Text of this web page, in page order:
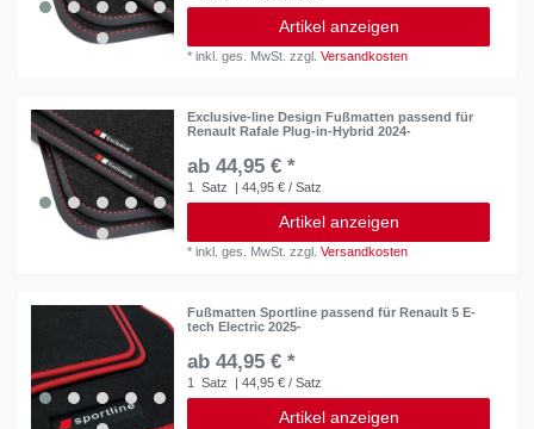
Artikel anzeigen
*inkl. ges. MwSt. zzgl.Versandkosten
Exclusive-line Design Fußmatten passend für
Renault Rafale Plug-in-Hybrid 2024-
ab 44,95 € *
1 Satz | 44,95 € / Satz
Artikel anzeigen
*inkl. ges. MwSt. zzgl.Versandkosten
Fußmatten Sportline passend für Renault 5 E-
tech Electric 2025-
ab 44,95 € *
1 Satz | 44,95 € / Satz
Artikel anzeigen